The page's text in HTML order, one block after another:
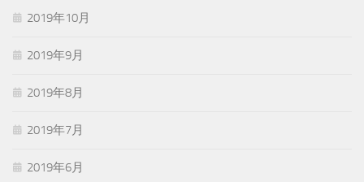
2019年10月
2019年9月
2019年8月
2019年7月
2019年6月